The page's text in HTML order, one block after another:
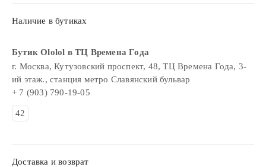
Наличие в бутиках
Бутик Ololol в ТЦ Времена Года
г. Москва, Кутузовский проспект, 48, ТЦ Времена Года, 3-
ий этаж., станция метро Славянский бульвар
+ 7 (903) 790-19-05
42
Доставка и возврат